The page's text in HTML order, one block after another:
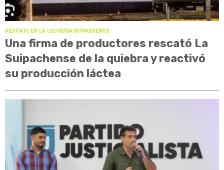
RESCATE EN LA LECHERÍA BONAERENSE
Una firma de productores rescató La
Suipachense de la quiebra y reactivó
su producción láctea